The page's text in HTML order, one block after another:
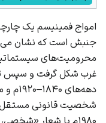
امواج فمینیسم یک
جنبش است که نشان
محرومیت‌های
غرب شکل گرفت و سپس
دهه‌های ۱۸۴۰–۱۹۲۰م و مبارزه برای حقوق پایه‌ای چون
شخصیت قانونی مستقل
۱۹۸۰م با شعار «شخصی، سیاسی است» به نقد ریشه‌ای